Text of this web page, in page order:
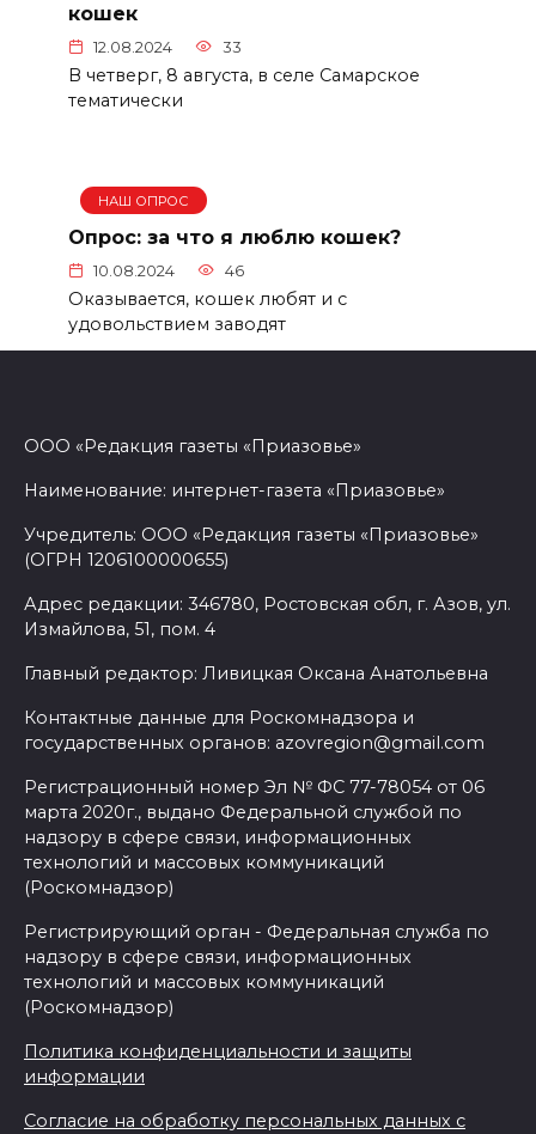
кошек
12.08.2024 33
В четверг, 8 августа, в селе Самарское
тематически
НАШ ОПРОС
Опрос: за что я люблю кошек?
10.08.2024 46
Оказывается, кошек любят и с
удовольствием заводят
ООО «Редакция газеты «Приазовье»
Наименование: интернет-газета «Приазовье»
Учредитель: ООО «Редакция газеты «Приазовье»
(ОГРН 1206100000655)
Адрес редакции: 346780, Ростовская обл, г. Азов, ул.
Измайлова, 51, пом. 4
Главный редактор: Ливицкая Оксана Анатольевна
Контактные данные для Роскомнадзора и
государственных органов: azovregion@gmail.com
Регистрационный номер Эл № ФС 77-78054 от 06
марта 2020г., выдано Федеральной службой по
надзору в сфере связи, информационных
технологий и массовых коммуникаций
(Роскомнадзор)
Регистрирующий орган - Федеральная служба по
надзору в сфере связи, информационных
технологий и массовых коммуникаций
(Роскомнадзор)
Политика конфиденциальности и защиты
информации
Согласие на обработку персональных данных с